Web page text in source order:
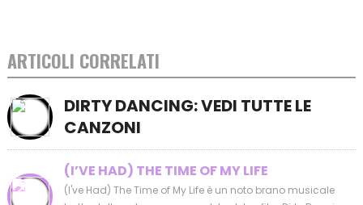
ARTICOLI CORRELATI
DIRTY DANCING: VEDI TUTTE LE
CANZONI
(I’VE HAD) THE TIME OF MY LIFE
(I've Had) The Time of My Life è un noto brano musicale